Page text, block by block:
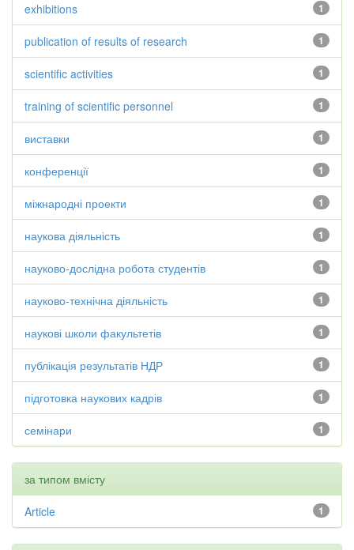
1
exhibitions
1
publication of results of research
1
scientific activities
1
training of scientific personnel
1
виставки
1
конференції
1
міжнародні проекти
1
наукова діяльність
1
науково-дослідна робота студентів
1
науково-технічна діяльність
1
наукові школи факультетів
1
публікація результатів НДР
1
підготовка наукових кадрів
1
семінари
за типом вмісту
1
Article